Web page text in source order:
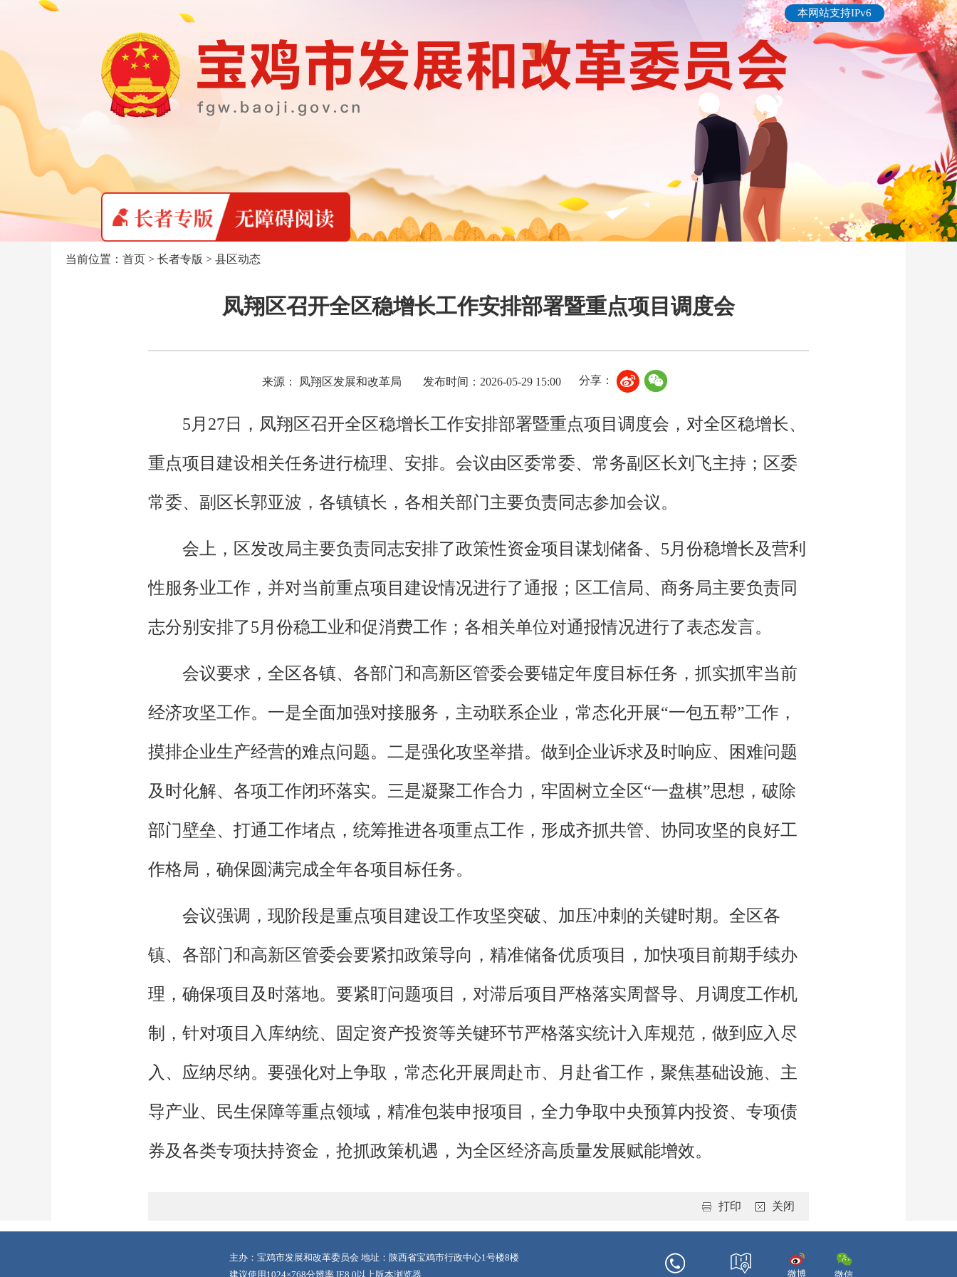
本网站支持IPv6
当前位置： 首页 > 长者专版 > 县区动态
凤翔区召开全区稳增长工作安排部署暨重点项目调度会
来源： 凤翔区发展和改革局 发布时间：2026-05-29 15:00 分享：
5月27日，凤翔区召开全区稳增长工作安排部署暨重点项目调度会，对全区稳增长、
重点项目建设相关任务进行梳理、安排。会议由区委常委、常务副区长刘飞主持；区委
常委、副区长郭亚波，各镇镇长，各相关部门主要负责同志参加会议。
会上，区发改局主要负责同志安排了政策性资金项目谋划储备、5月份稳增长及营利
性服务业工作，并对当前重点项目建设情况进行了通报；区工信局、商务局主要负责同
志分别安排了5月份稳工业和促消费工作；各相关单位对通报情况进行了表态发言。
会议要求，全区各镇、各部门和高新区管委会要锚定年度目标任务，抓实抓牢当前
经济攻坚工作。一是全面加强对接服务，主动联系企业，常态化开展“一包五帮”工作，
摸排企业生产经营的难点问题。二是强化攻坚举措。做到企业诉求及时响应、困难问题
及时化解、各项工作闭环落实。三是凝聚工作合力，牢固树立全区“一盘棋”思想，破除
部门壁垒、打通工作堵点，统筹推进各项重点工作，形成齐抓共管、协同攻坚的良好工
作格局，确保圆满完成全年各项目标任务。
会议强调，现阶段是重点项目建设工作攻坚突破、加压冲刺的关键时期。全区各
镇、各部门和高新区管委会要紧扣政策导向，精准储备优质项目，加快项目前期手续办
理，确保项目及时落地。要紧盯问题项目，对滞后项目严格落实周督导、月调度工作机
制，针对项目入库纳统、固定资产投资等关键环节严格落实统计入库规范，做到应入尽
入、应纳尽纳。要强化对上争取，常态化开展周赴市、月赴省工作，聚焦基础设施、主
导产业、民生保障等重点领域，精准包装申报项目，全力争取中央预算内投资、专项债
券及各类专项扶持资金，抢抓政策机遇，为全区经济高质量发展赋能增效。
关闭
打印
主办：宝鸡市发展和改革委员会 地址：陕西省宝鸡市行政中心1号楼8楼
建议使用1024×768分辨率 IE8.0以上版本浏览器
微博 微信